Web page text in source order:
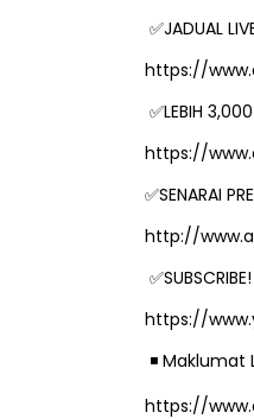
✅JADUAL
https://
✅LEBIH
https://
✅SENARAI
http://
✅
https://
◾ Maklumat
https://